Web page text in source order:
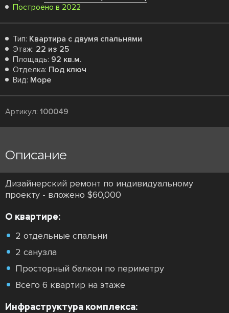
Построено в 2022
Тип: Квартира с двумя спальнями
Этаж: 22 из 25
Площадь: 92 кв.м.
Отделка: Под ключ
Вид: Море
Артикул: 100049
Описание
Дизайнерский ремонт по индивидуальному
проекту - вложено $60,000
О квартире:
2 отдельные спальни
2 санузла
Просторный балкон по периметру
Всего 6 квартир на этаже
Инфраструктура комплекса: